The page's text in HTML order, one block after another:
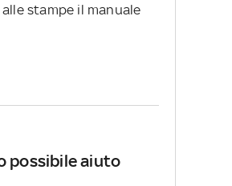
stampe il manuale
possibile aiuto